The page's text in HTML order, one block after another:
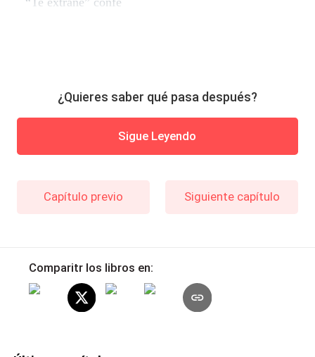
¿Quieres saber qué pasa después?
Sigue Leyendo
Capítulo previo Siguiente capítulo
Comparitr los libros en: